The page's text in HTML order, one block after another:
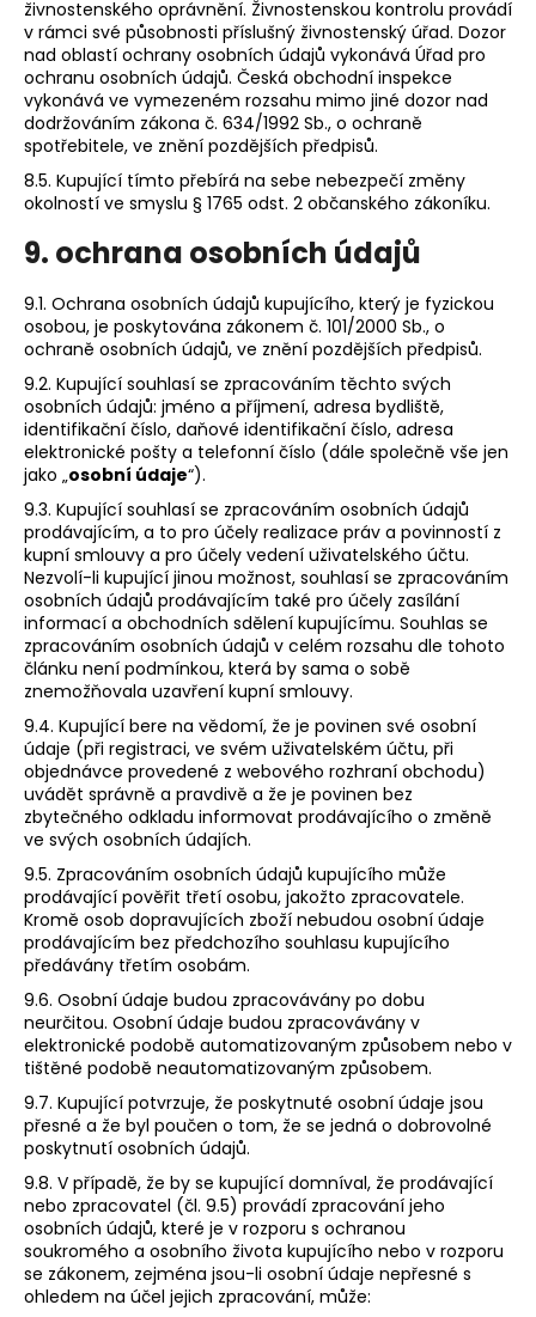
živnostenského oprávnění. Živnostenskou kontrolu provádí
v rámci své působnosti příslušný živnostenský úřad. Dozor
nad oblastí ochrany osobních údajů vykonává Úřad pro
ochranu osobních údajů. Česká obchodní inspekce
vykonává ve vymezeném rozsahu mimo jiné dozor nad
dodržováním zákona č. 634/1992 Sb., o ochraně
spotřebitele, ve znění pozdějších předpisů.
8.5. Kupující tímto přebírá na sebe nebezpečí změny
okolností ve smyslu § 1765 odst. 2 občanského zákoníku.
9. ochrana osobních údajů
9.1. Ochrana osobních údajů kupujícího, který je fyzickou
osobou, je poskytována zákonem č. 101/2000 Sb., o
ochraně osobních údajů, ve znění pozdějších předpisů.
9.2. Kupující souhlasí se zpracováním těchto svých
osobních údajů: jméno a příjmení, adresa bydliště,
identifikační číslo, daňové identifikační číslo, adresa
elektronické pošty a telefonní číslo (dále společně vše jen
jako „osobní údaje“).
9.3. Kupující souhlasí se zpracováním osobních údajů
prodávajícím, a to pro účely realizace práv a povinností z
kupní smlouvy a pro účely vedení uživatelského účtu.
Nezvolí-li kupující jinou možnost, souhlasí se zpracováním
osobních údajů prodávajícím také pro účely zasílání
informací a obchodních sdělení kupujícímu. Souhlas se
zpracováním osobních údajů v celém rozsahu dle tohoto
článku není podmínkou, která by sama o sobě
znemožňovala uzavření kupní smlouvy.
9.4. Kupující bere na vědomí, že je povinen své osobní
údaje (při registraci, ve svém uživatelském účtu, při
objednávce provedené z webového rozhraní obchodu)
uvádět správně a pravdivě a že je povinen bez
zbytečného odkladu informovat prodávajícího o změně
ve svých osobních údajích.
9.5. Zpracováním osobních údajů kupujícího může
prodávající pověřit třetí osobu, jakožto zpracovatele.
Kromě osob dopravujících zboží nebudou osobní údaje
prodávajícím bez předchozího souhlasu kupujícího
předávány třetím osobám.
9.6. Osobní údaje budou zpracovávány po dobu
neurčitou. Osobní údaje budou zpracovávány v
elektronické podobě automatizovaným způsobem nebo v
tištěné podobě neautomatizovaným způsobem.
9.7. Kupující potvrzuje, že poskytnuté osobní údaje jsou
přesné a že byl poučen o tom, že se jedná o dobrovolné
poskytnutí osobních údajů.
9.8. V případě, že by se kupující domníval, že prodávající
nebo zpracovatel (čl. 9.5) provádí zpracování jeho
osobních údajů, které je v rozporu s ochranou
soukromého a osobního života kupujícího nebo v rozporu
se zákonem, zejména jsou-li osobní údaje nepřesné s
ohledem na účel jejich zpracování, může: